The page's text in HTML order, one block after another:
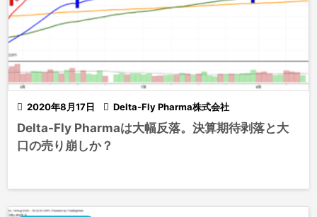
 2020年8月17日  Delta-Fly Pharma株式会社
Delta-Fly Pharmaは大幅反落。決算期待剥落と大
口の売り崩しか？